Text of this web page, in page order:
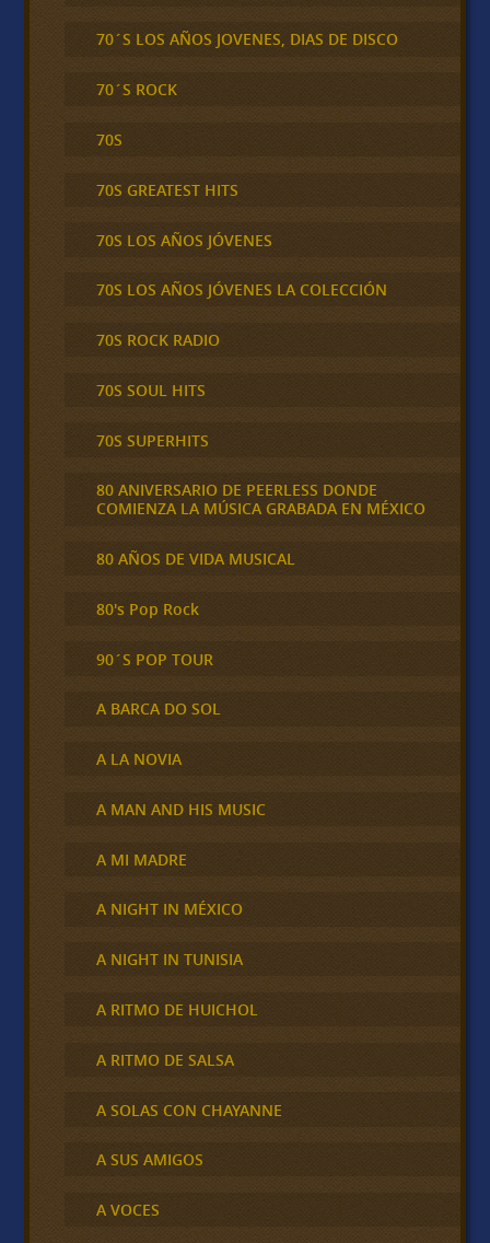
70´S LOS AÑOS JOVENES, DIAS DE DISCO
70´S ROCK
70S
70S GREATEST HITS
70S LOS AÑOS JÓVENES
70S LOS AÑOS JÓVENES LA COLECCIÓN
70S ROCK RADIO
70S SOUL HITS
70S SUPERHITS
80 ANIVERSARIO DE PEERLESS DONDE
COMIENZA LA MÚSICA GRABADA EN MÉXICO
80 AÑOS DE VIDA MUSICAL
80's Pop Rock
90´S POP TOUR
A BARCA DO SOL
A LA NOVIA
A MAN AND HIS MUSIC
A MI MADRE
A NIGHT IN MÉXICO
A NIGHT IN TUNISIA
A RITMO DE HUICHOL
A RITMO DE SALSA
A SOLAS CON CHAYANNE
A SUS AMIGOS
A VOCES